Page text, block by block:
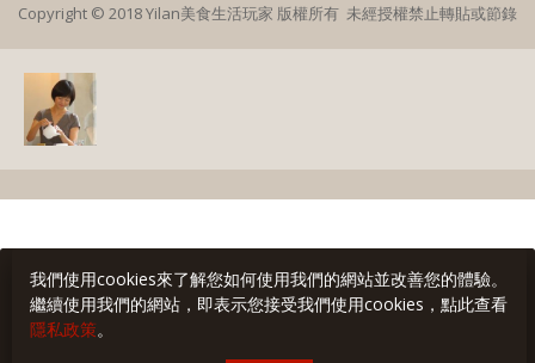
Copyright © 2018 Yilan美食生活玩家 版權所有 未經授權禁止轉貼或節錄
我們使用cookies來了解您如何使用我們的網站並改善您的體驗。
繼續使用我們的網站，即表示您接受我們使用cookies，點此查看
隱私政策。